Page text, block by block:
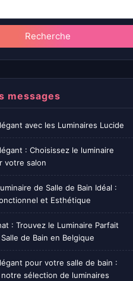
Recherche
messages
avec les Luminaires Lucide
: Choisissez le luminaire
votre salon
de Salle de Bain Idéal :
et Esthétique
: Trouvez le Luminaire Parfait
de Bain en Belgique
pour votre salle de bain :
sélection de luminaires